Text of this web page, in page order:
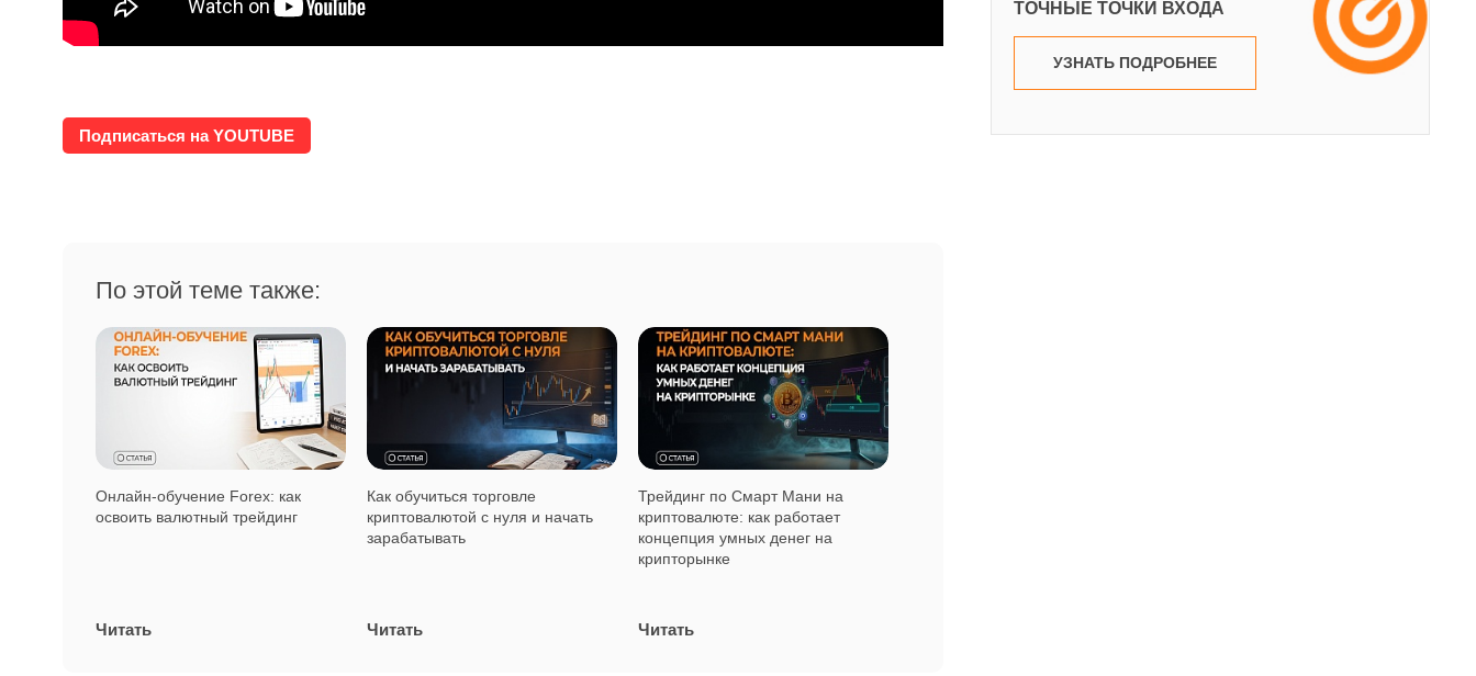
Подписаться на YOUTUBE
По этой теме также:
Онлайн-обучение Forex: как
освоить валютный трейдинг
Читать
Как обучиться торговле
криптовалютой с нуля и начать
зарабатывать
Читать
Трейдинг по Смарт Мани на
криптовалюте: как работает
концепция умных денег на
крипторынке
Читать
ТОЧНЫЕ ТОЧКИ ВХОДА
УЗНАТЬ ПОДРОБНЕЕ